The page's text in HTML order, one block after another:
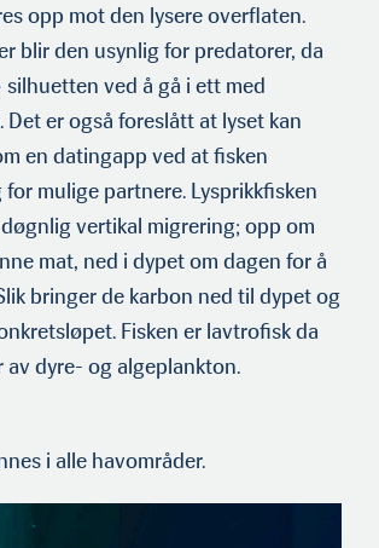
opp mot den lysere overflaten.
blir den usynlig for predatorer, da
ved å gå i ett med
Det er også foreslått at lyset kan
en datingapp ved at fisken
mulige partnere. Lysprikkfisken
vertikal migrering; opp om
mat, ned i dypet om dagen for å
bringer de karbon ned til dypet og
Fisken er lavtrofisk da
dyre- og algeplankton.
i alle havområder.